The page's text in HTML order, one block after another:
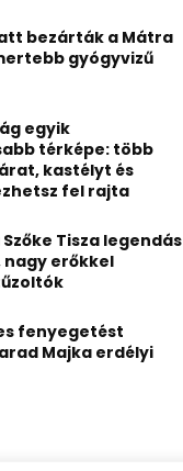
H
bezárták a Mátra
gyógyvizű
egyik
térképe: több
kastélyt és
fel rajta
Tisza legendás
erőkkel
fenyegetést
Majka erdélyi